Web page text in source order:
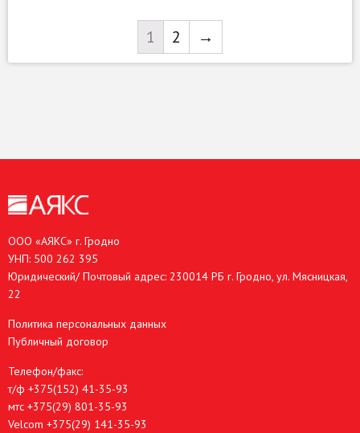
1 2 →
ООО «АЯКС» г. Гродно
УНП: 500 262 395
Юридический/ Почтовый адрес: 230014 РБ г. Гродно, ул. Мясницкая,
22
Политика персональных данных
Публичный договор
Телефон/факс:
т/ф +375(152) 41-35-93
мтс +375(29) 801-35-93
Velcom +375(29) 141-35-93